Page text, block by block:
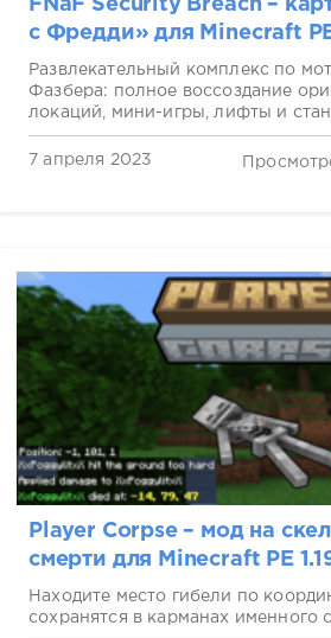
FNaF Security Breach –
с Фредди» для Minecraft PE
Развлекательный комплекс по
Фазбера: полное воссоздание
локаций, мини-игры, лифты и
7 апреля 2023
Player Corpse – мод на
смерти для Minecraft PE
Находите место гибели по
сохранятся в карманах именного